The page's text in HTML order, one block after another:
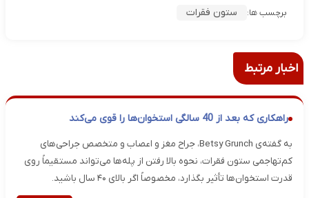
برچسب ها: ستون فقرات
اخبار مرتبط
راهکاری که بعد از 40 سالگی استخوان‌ها را قوی می‌کند
به گفته‌ی Betsy Grunch، جراح مغز و اعصاب و متخصص جراحی‌های
کم‌تهاجمی ستون فقرات، نحوه بالا رفتن از پله‌ها می‌تواند مستقیماً روی
قدرت استخوان‌ها تأثیر بگذارد، مخصوصاً اگر بالای ۴۰ سال باشید.